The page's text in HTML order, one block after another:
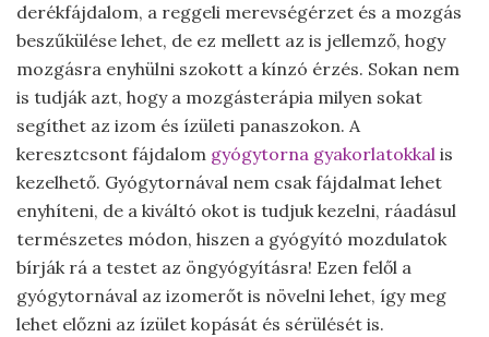
derékfájdalom, a reggeli merevségérzet és a mozgás
beszűkülése lehet, de ez mellett az is jellemző, hogy
mozgásra enyhülni szokott a kínzó érzés. Sokan nem
is tudják azt, hogy a mozgásterápia milyen sokat
segíthet az izom és ízületi panaszokon. A
keresztcsont fájdalom gyógytorna gyakorlatokkal is
kezelhető. Gyógytornával nem csak fájdalmat lehet
enyhíteni, de a kiváltó okot is tudjuk kezelni, ráadásul
természetes módon, hiszen a gyógyító mozdulatok
bírják rá a testet az öngyógyításra! Ezen felől a
gyógytornával az izomerőt is növelni lehet, így meg
lehet előzni az ízület kopását és sérülését is.